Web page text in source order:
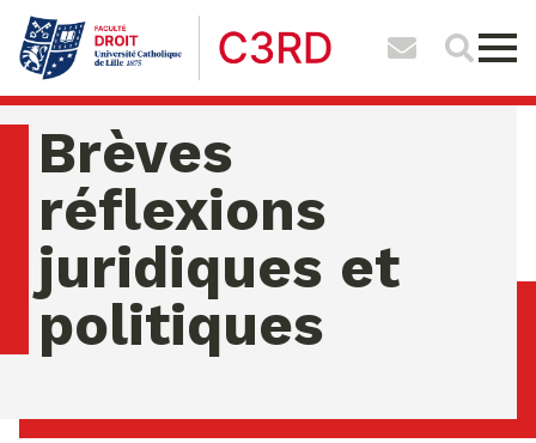
Brèves
réflexions
juridiques et
politiques